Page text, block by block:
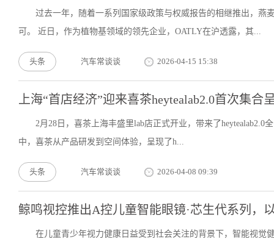
过去一年，随着一系列国家级政策与权威报告的相继推出，燕
可。 近日，作为植物基领域的领先企业，OATLY在沪透露，其...
头条 汽车常谈谈 2026-04-15 15:38
上海“首店经济”迎来喜茶heytealab2.0首次集合
2月28日，喜茶上海丰盛里lab店正式开业，带来了
中，喜茶从产品研发到空间体验，呈现了h...
头条 汽车常谈谈 2026-04-08 09:39
鲸鸣视控推出A控儿童智能眼镜·芯生代系列，
在儿童青少年视力健康日益受到社会关注的背景下，智能视觉